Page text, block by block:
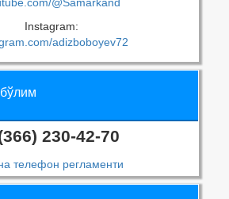
@Samarkand
Instagram:
adizboboyev72
230-42-70
телефон регламенти